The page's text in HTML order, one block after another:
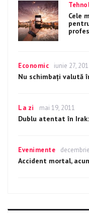
Cele
Categories
Economic
Posted
on
iunie 27,
Nu schimbați valută
Categories
La zi
Posted
on
mai 19, 2011
Dublu atentat în
Categories
Evenimente
Posted
on
Accident mortal,